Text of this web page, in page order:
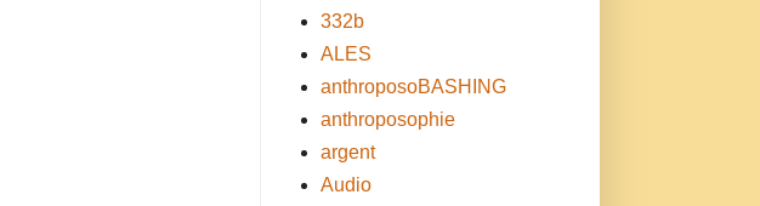
332b
ALES
anthroposoBASHING
anthroposophie
argent
Audio